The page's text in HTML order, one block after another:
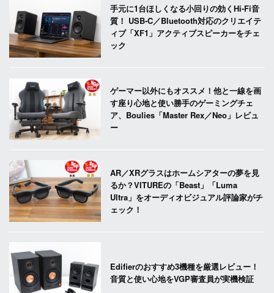
手元に1台ほしくなる小回りの効くHi-Fi音
質！ USB-C／Bluetooth対応のクリエイテ
ィブ「XF1」アクティブスピーカーをチェ
ック
ゲーマー以外にもオススメ！他と一線を画
す座り心地と使い勝手のゲーミングチェ
ア、Boulies「Master Rex／Neo」レビュ
ー
AR／XRグラスはホームシアターの夢を見
るか？VITUREの「Beast」「Luma
Ultra」をオーディオビジュアル評論家がチ
ェック！
Edifierのおすすめ3機種を厳選レビュー！
音質と使い心地をVGP審査員が実機検証